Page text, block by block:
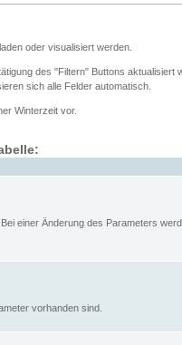
oder visualisiert werden.
des "Filtern" Buttons aktualisiert
sich alle Felder automatisch.
Winterzeit vor.
einer Änderung des Parameters
vorhanden sind.